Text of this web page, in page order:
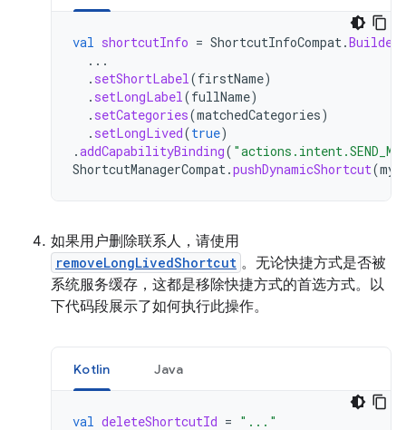
val shortcutInfo = ShortcutInfoCompat.Builder
...
. setShortLabel(firstName)
. setLongLabel(fullName)
. setCategories(matchedCategories)
. setLongLived(true)
.addCapabilityBinding(
ShortcutManagerCompat.pushDynamicShortcut(
如果用户删除联系人，请使用
removeLongLivedShortcut 。无论快捷方式是否被
系统服务缓存，这都是移除快捷方式的首选方式。以
下代码段展示了如何执行此操作。
Kotlin Java
val deleteShortcutId = "..."